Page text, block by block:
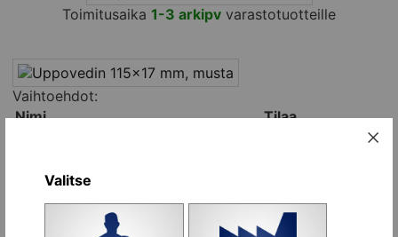
Toimitusaika 1-3 arkipv varastotuotteille
Vaihtoehdot:
Nimi
Tilaa
Valitse